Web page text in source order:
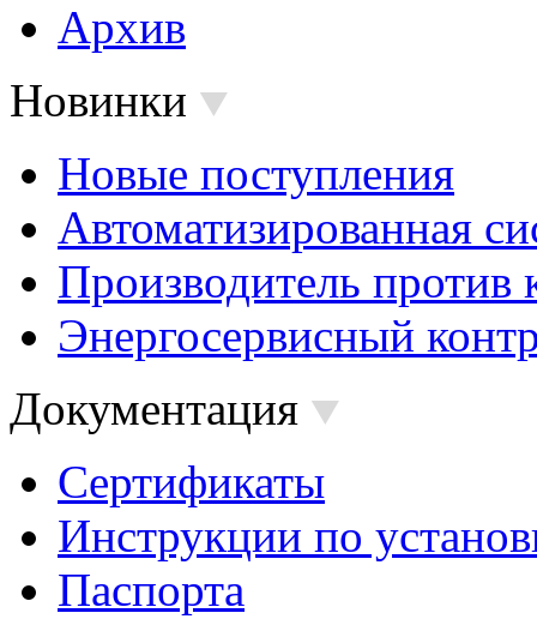
Архив
Новинки
Новые поступления
Автоматизированная
Производитель против
Энергосервисный
Документация
Сертификаты
Инструкции по
Паспорта